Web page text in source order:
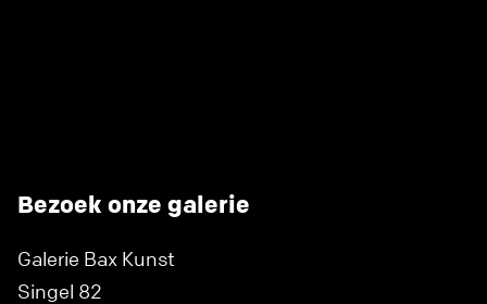
Bezoek onze galerie
Galerie Bax Kunst
Singel 82